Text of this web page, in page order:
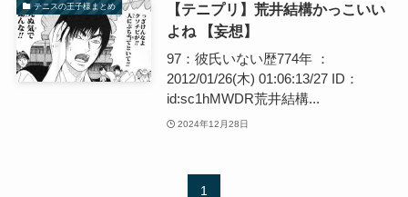
テニスの王子様まとめ
【テニプリ】荒井結構かっこいい
よね 【妄想】
97：彼氏いない歴774年 ：
2012/01/26(木) 01:06:13/27 ID：
id:sc1hMWDR荒井結構...
2024年12月28日
1